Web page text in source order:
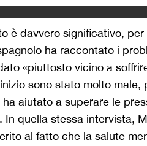
è davvero significativo,
ha raccontato i
«piuttosto vicino a
sono stato molto
aiutato a superare le
In quella stessa intervista,
al fatto che la salute